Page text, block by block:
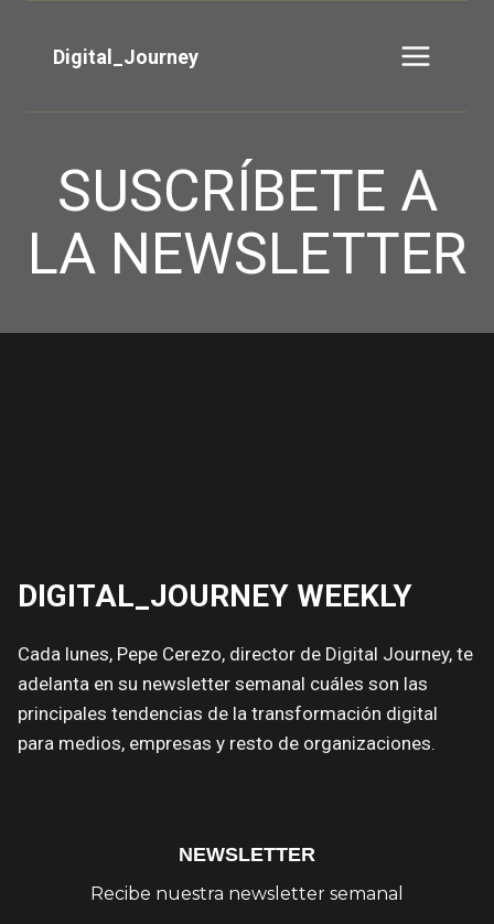
contenido
Digital_Journey
SUSCRÍBETE A
LA NEWSLETTER
DIGITAL_JOURNEY WEEKLY
Cada lunes, Pepe Cerezo, director de Digital Journey, te
adelanta en su newsletter semanal cuáles son las
principales tendencias de la transformación digital
para medios, empresas y resto de organizaciones.
NEWSLETTER
Recibe nuestra newsletter semanal